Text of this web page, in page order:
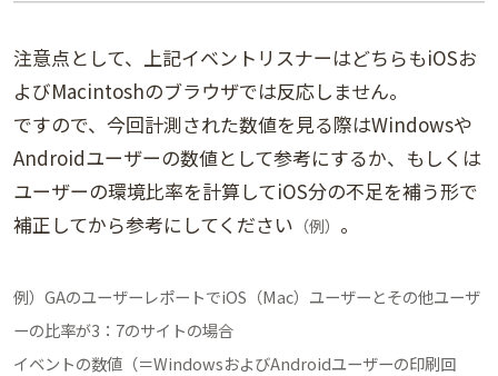
注意点として、上記イベントリスナーはどちらもiOSお
よびMacintoshのブラウザでは反応しません。
ですので、今回計測された数値を見る際はWindowsや
Androidユーザーの数値として参考にするか、もしくは
ユーザーの環境比率を計算してiOS分の不足を補う形で
補正してから参考にしてください （例） 。
例）GAのユーザーレポートでiOS（Mac）ユーザーとその他ユーザ
ーの比率が3：7のサイトの場合
イベントの数値（＝WindowsおよびAndroidユーザーの印刷回